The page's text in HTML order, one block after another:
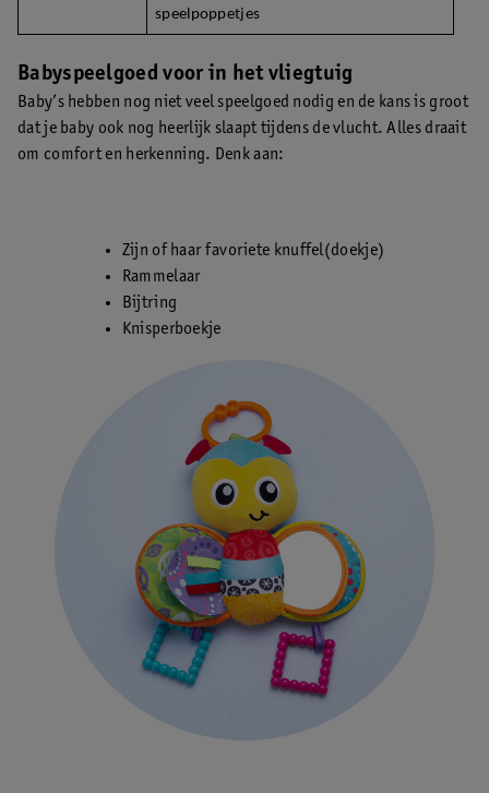
speelpoppetjes
Babyspeelgoed voor in het vliegtuig
Baby’s hebben nog niet veel speelgoed nodig en de kans is groot
dat je baby ook nog heerlijk slaapt tijdens de vlucht. Alles draait
om comfort en herkenning. Denk aan:
Zijn of haar favoriete knuffel(doekje)
Rammelaar
Bijtring
Knisperboekje